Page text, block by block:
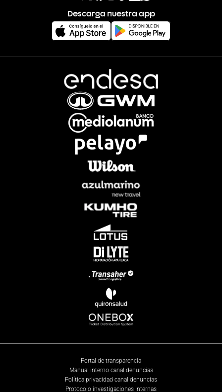
Descarga nuestra app
Portal de transparencia
Manual interno canal denuncias
Política privacidad canal denuncias
Protocolo investigaciones internas